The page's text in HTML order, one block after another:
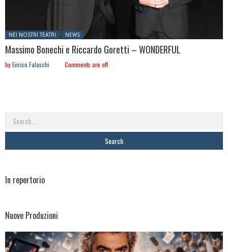
Posted in:
NEI NOSTRI TEATRI NEWS
Massimo Bonechi e Riccardo Goretti – WONDERFUL
byEnrico Falaschi Comments are off
Search
In repertorio
Nuove Produzioni